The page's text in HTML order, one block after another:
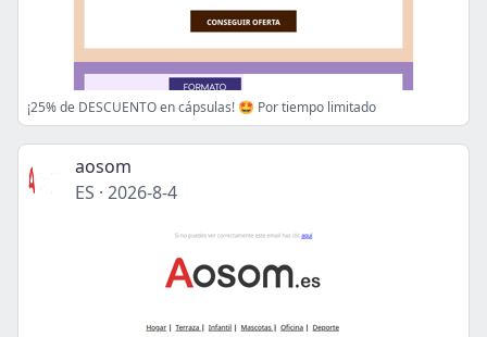
¡25% de DESCUENTO en cápsulas! 🤩 Por tiempo limitado
aosom
ES · 2026-8-4